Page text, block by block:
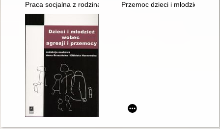
Praca socjalna z rodziną problemową : perspektywa
Przemoc dzieci i młodzieży w